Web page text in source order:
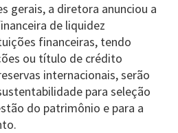
gerais, a diretora anunciou a
de liquidez
financeiras, tendo
ou título de crédito
internacionais, serão
para seleção
do patrimônio e para a